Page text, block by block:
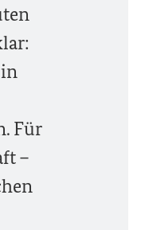
Für
–